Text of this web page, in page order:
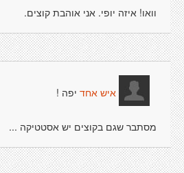
וואו! איזה יופי. אני אוהבת קוצים.
איש אחד יפה !
מסתבר שגם בקוצים יש אסטטיקה ...